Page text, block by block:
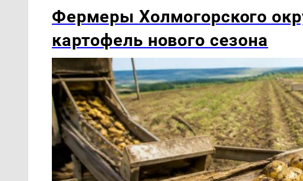
Фермеры Холмогорского
картофель нового сезона